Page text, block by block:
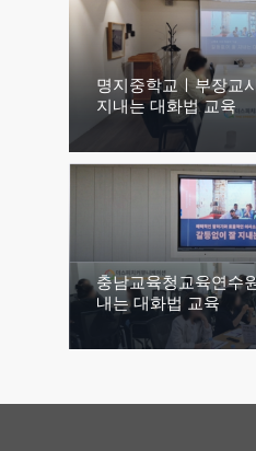
명지중학교ㅣ부장교
지내는 대화법 교육
충남교육청교육연수
내는 대화법 교육